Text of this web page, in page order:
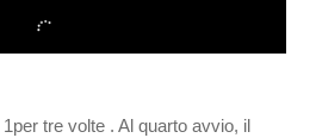
tre volte . Al quarto avvio, il